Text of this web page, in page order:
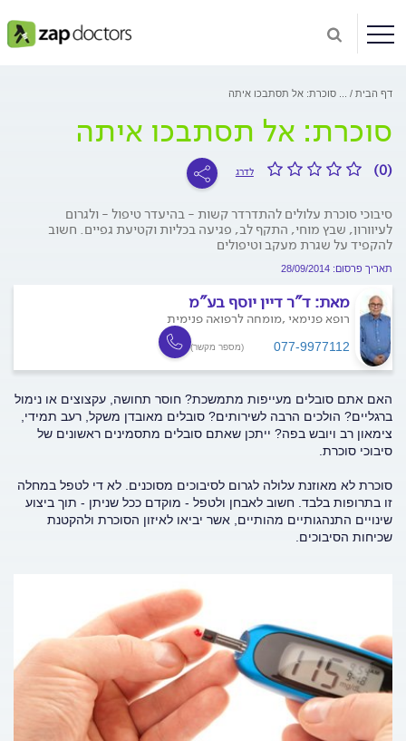
דף הבית סוכרת: אל תסתבכו איתה
סוכרת: אל תסתבכו איתה
(0) לדרג
סיבוכי סוכרת עלולים להתדרדר קשות - בהיעדר טיפול - ולגרום
לעיוורון, שבץ מוחי, התקף לב, פגיעה בכליות וקטיעת גפיים. חשוב
להקפיד על שגרת מעקב וטיפולים
תאריך פרסום: 28/09/2014
מאת: ד"ר דיין יוסף בע"מ
רופא פנימאי ,מומחה לרפואה פנימית
077-9977112 (מספר מקשר)
האם אתם סובלים מעייפות מתמשכת? חוסר תחושה, עקצוצים או נימול
ברגליים? הולכים הרבה לשירותים? סובלים מאובדן משקל, רעב תמידי,
צימאון רב ויובש בפה? ייתכן שאתם סובלים מתסמינים ראשונים של
סיבוכי סוכרת.
סוכרת לא מאוזנת עלולה לגרום לסיבוכים מסוכנים. לא די לטפל במחלה
זו בתרופות בלבד. חשוב לאבחן ולטפל - מוקדם ככל שניתן - תוך ביצוע
שינויים התנהגותיים מהותיים, אשר יביאו לאיזון הסוכרת ולהקטנת
שכיחות הסיבוכים.